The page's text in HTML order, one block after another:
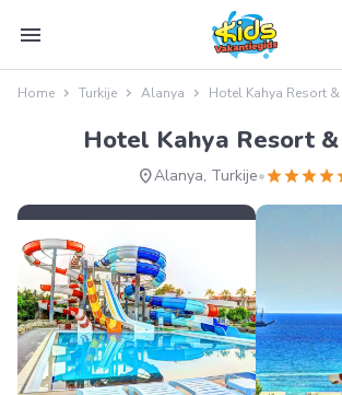
menu
Home Turkije Alanya Hotel Kahya Resort
Hotel Kahya Resort
location_onAlanya, Turkije•starstarstarstar